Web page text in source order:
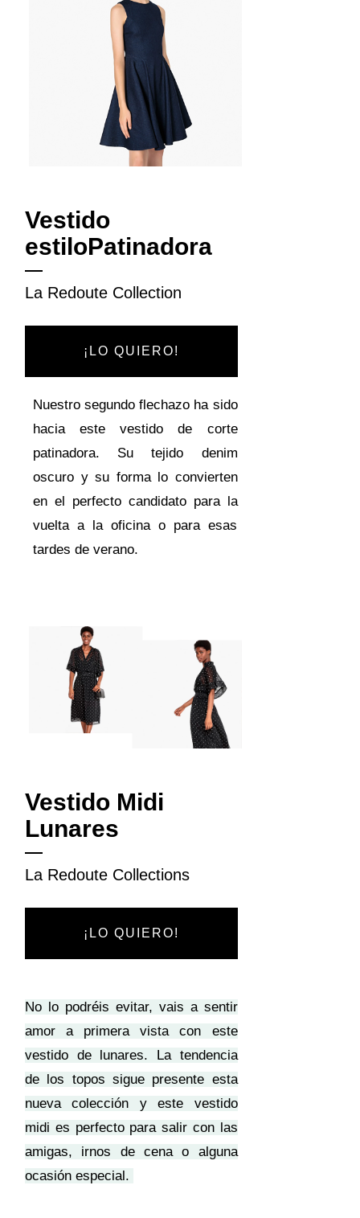
Vestido
estiloPatinadora
La Redoute Collection
¡LO QUIERO!
Nuestro segundo flechazo ha sido
hacia este vestido de corte
patinadora. Su tejido denim
oscuro y su forma lo convierten
en el perfecto candidato para la
vuelta a la oficina o para esas
tardes de verano.
Vestido Midi
Lunares
La Redoute Collections
¡LO QUIERO!
No lo podréis evitar, vais a sentir
amor a primera vista con este
vestido de lunares. La tendencia
de los topos sigue presente esta
nueva colección y este vestido
midi es perfecto para salir con las
amigas, irnos de cena o alguna
ocasión especial.